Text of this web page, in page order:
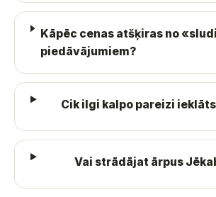
Kāpēc cenas atšķiras no
piedāvājumiem?
Cik ilgi kalpo pareizi
Vai strādājat ārpus